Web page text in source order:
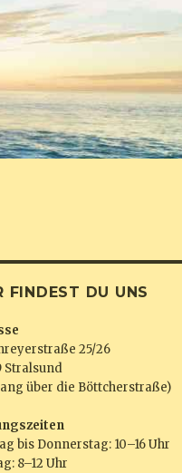
FINDEST DU UNS
25/26
Stralsund
über die Böttcherstraße)
bis Donnerstag: 10–16 Uhr
8–12 Uhr